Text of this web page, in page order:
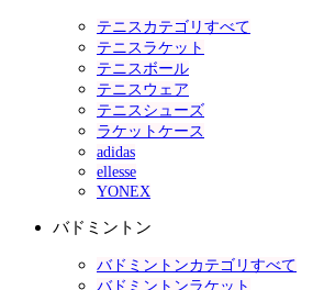
テニスカテゴリすべて
テニスラケット
テニスボール
テニスウェア
テニスシューズ
ラケットケース
adidas
ellesse
YONEX
バドミントン
バドミントンカテゴリすべて
バドミントンラケット